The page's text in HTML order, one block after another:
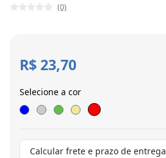
(0)
R$ 23,70
Selecione a cor
Calcular frete e prazo de entrega